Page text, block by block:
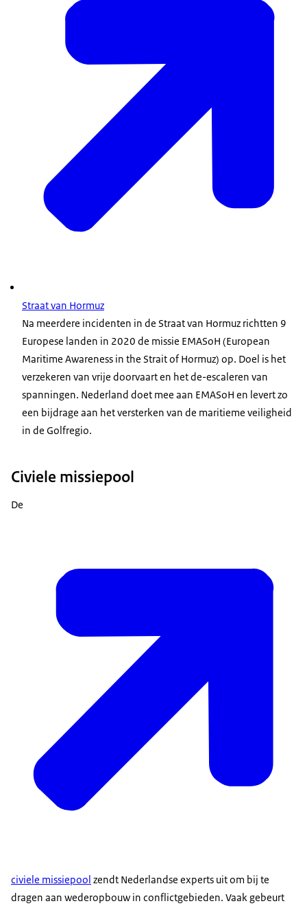
Straat van Hormuz
Na meerdere incidenten in de Straat van Hormuz richtten 9
Europese landen in 2020 de missie EMASoH (European
Maritime Awareness in the Strait of Hormuz) op. Doel is het
verzekeren van vrije doorvaart en het de-escaleren van
spanningen. Nederland doet mee aan EMASoH en levert zo
een bijdrage aan het versterken van de maritieme veiligheid
in de Golfregio.
Civiele missiepool
De
civiele missiepool zendt Nederlandse experts uit om bij te
dragen aan wederopbouw in conflictgebieden. Vaak gebeurt